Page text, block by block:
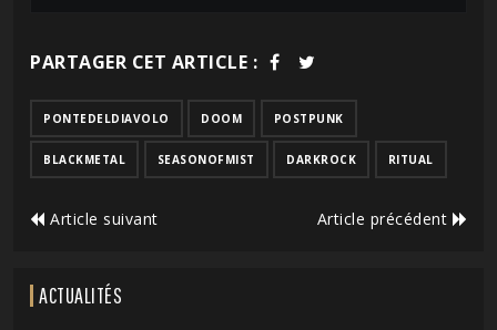
PARTAGER CET ARTICLE :
PONTEDELDIAVOLO DOOM POSTPUNK
BLACKMETAL SEASONOFMIST DARKROCK RITUAL
Article suivant Article précédent
ACTUALITÉS